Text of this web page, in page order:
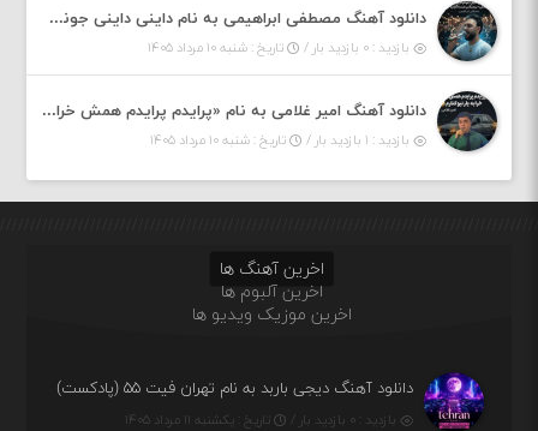
دانلود آهنگ مصطفی ابراهیمی به نام داینی داینی جونم قربون پنج تیر پرونم
بازدید : ۰ بازدید بار / تاریخ : شنبه ۱۰ مرداد ۱۴۰۵
دانلود آهنگ امیر غلامی به نام «پرایدم پرایدم همش خرابه یار نیو کنارم دیگه پولی نداروم (ریمیکس اینستاگرام)»
بازدید : ۱ بازدید بار / تاریخ : شنبه ۱۰ مرداد ۱۴۰۵
اخرین آهنگ ها
اخرین آلبوم ها
اخرین موزیک ویدیو ها
دانلود آهنگ دیجی باربد به نام تهران فیت ۵۵ (پادکست)
بازدید : ۰ بازدید بار / تاریخ : یکشنبه ۱۱ مرداد ۱۴۰۵